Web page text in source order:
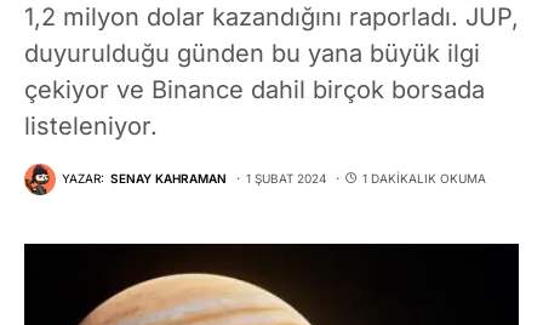
1,2 milyon dolar kazandığını raporladı. JUP,
duyurulduğu günden bu yana büyük ilgi
çekiyor ve Binance dahil birçok borsada
listeleniyor.
YAZAR: SENAY KAHRAMAN 1 ŞUBAT 2024 1 DAKIKALIK OKUMA